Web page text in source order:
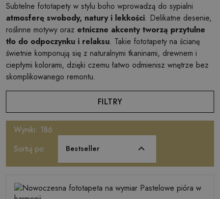
Subtelne fototapety w stylu boho wprowadzą do sypialni
atmosferę swobody, natury i lekkości. Delikatne desenie,
roślinne motywy oraz etniczne akcenty tworzą przytulne
tło do odpoczynku i relaksu. Takie fototapety na ścianę
świetnie komponują się z naturalnymi tkaninami, drewnem i
ciepłymi kolorami, dzięki czemu łatwo odmienisz wnętrze bez
skomplikowanego remontu.
FILTRY
Wyniki: 186
Sortuj po:
Bestseller